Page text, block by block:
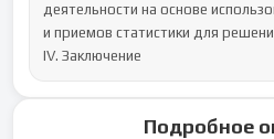
деятельности на основе
и приемов статистики для
IV. Заключение
Подробное